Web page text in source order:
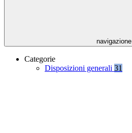
navigazione
Categorie
Disposizioni generali 31